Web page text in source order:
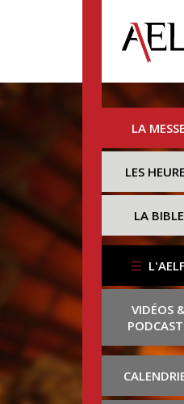
LA MESSE
LES
LA BIBLE
L'AELF
VIDÉOS